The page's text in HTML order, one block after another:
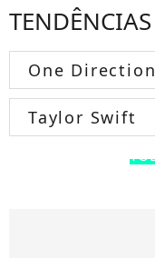
TENDÊNCIAS
One Direction
Taylor Swift